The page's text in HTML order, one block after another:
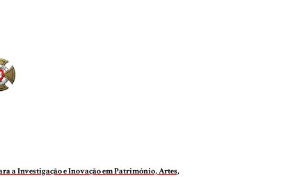
a Investigação e Inovação em Património, Artes,